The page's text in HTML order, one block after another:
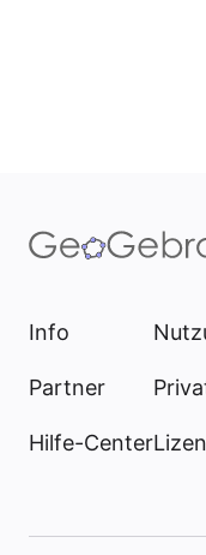
Info
Partner
Hilfe-Center